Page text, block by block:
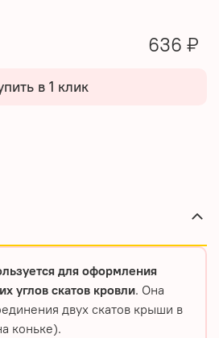
636 ₽
в 1 клик
для оформления
углов скатов кровли. Она
двух скатов крыши в
коньке).